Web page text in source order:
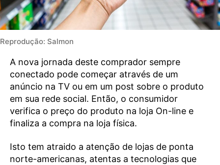
Reprodução: Salmon
A nova jornada deste comprador sempre
conectado pode começar através de um
anúncio na TV ou em um post sobre o produto
em sua rede social. Então, o consumidor
verifica o preço do produto na loja On-line e
finaliza a compra na loja física.
Isto tem atraido a atenção de lojas de ponta
norte-americanas, atentas a tecnologias que